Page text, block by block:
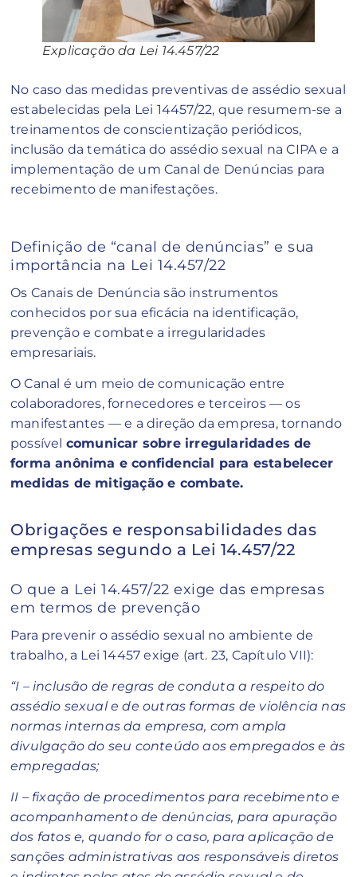
Explicação da Lei 14.457/22
No caso das medidas preventivas de assédio sexual
estabelecidas pela Lei 14457/22, que resumem-se a
treinamentos de conscientização periódicos,
inclusão da temática do assédio sexual na CIPA e a
implementação de um Canal de Denúncias para
recebimento de manifestações.
Definição de “canal de denúncias” e sua
importância na Lei 14.457/22
Os Canais de Denúncia são instrumentos
conhecidos por sua eficácia na identificação,
prevenção e combate a irregularidades
empresariais.
O Canal é um meio de comunicação entre
colaboradores, fornecedores e terceiros — os
manifestantes — e a direção da empresa, tornando
possível comunicar sobre irregularidades de
forma anônima e confidencial para estabelecer
medidas de mitigação e combate.
Obrigações e responsabilidades das
empresas segundo a Lei 14.457/22
O que a Lei 14.457/22 exige das empresas
em termos de prevenção
Para prevenir o assédio sexual no ambiente de
trabalho, a Lei 14457 exige (art. 23, Capítulo VII):
“I – inclusão de regras de conduta a respeito do
assédio sexual e de outras formas de violência nas
normas internas da empresa, com ampla
divulgação do seu conteúdo aos empregados e às
empregadas;
II – fixação de procedimentos para recebimento e
acompanhamento de denúncias, para apuração
dos fatos e, quando for o caso, para aplicação de
sanções administrativas aos responsáveis diretos